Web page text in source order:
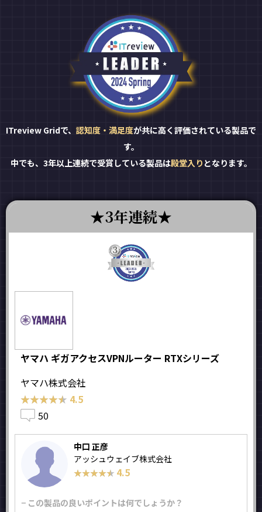
ITreview Gridで、 認知度・満足度が共に高く評価されている製品で
す。
中でも、3年以上連続で受賞している製品は殿堂入り となります。
3年連続
ヤマハ ギガアクセスVPNルーター RTXシリーズ
ヤマハ株式会社
★★★★★
★★★★★ 4.5
50
中口 正彦
アッシュウェイブ株式会社
★★★★★
★★★★★ 4.5
− この製品の良いポイントは何でしょうか？